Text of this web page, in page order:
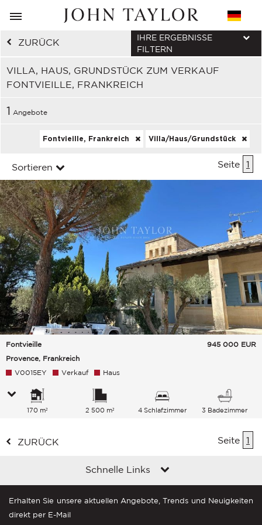
ZURÜCK
VILLA, HAUS, GRUNDSTÜCK ZUM VERKAUF
FONTVIEILLE, FRANKREICH
IHRE ERGEBNISSE
FILTERN
1 Angebote
Fontvieille, Frankreich Villa/Haus/Grundstück
Sortieren Seite 1
Fontvieille
Provence, Frankreich
945 000 EUR
V0015EY Verkauf Haus
170 m² 2 500 m² 4 Schlafzimmer 3 Badezimmer
ZURÜCK Seite 1
Schnelle Links
Erhalten Sie unsere aktuellen Angebote, Trends und Neuigkeiten
direkt per E-Mail